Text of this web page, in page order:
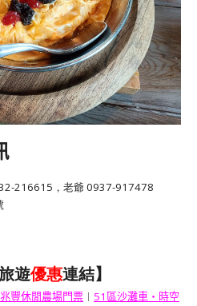
216615，老爺 0937-917478
遊優惠連結】
豐休閒農場門票 ︱ 51區沙灘車・時空